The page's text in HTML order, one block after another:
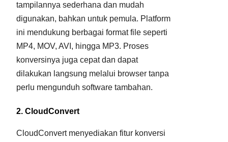
tampilannya sederhana dan mudah
digunakan, bahkan untuk pemula. Platform
ini mendukung berbagai format file seperti
MP4, MOV, AVI, hingga MP3. Proses
konversinya juga cepat dan dapat
dilakukan langsung melalui browser tanpa
perlu mengunduh software tambahan.
2. CloudConvert
CloudConvert menyediakan fitur konversi